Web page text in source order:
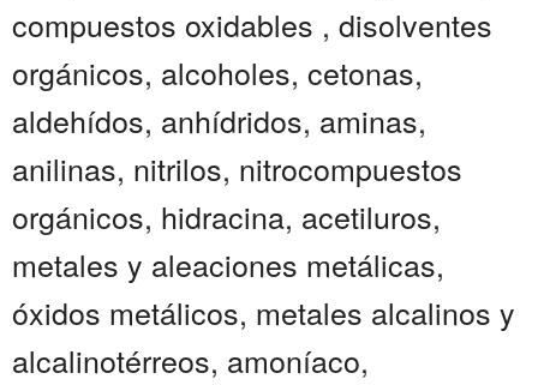
compuestos oxidables , disolventes
orgánicos, alcoholes, cetonas,
aldehídos, anhídridos, aminas,
anilinas, nitrilos, nitrocompuestos
orgánicos, hidracina, acetiluros,
metales y aleaciones metálicas,
óxidos metálicos, metales alcalinos y
alcalinotérreos, amoníaco,